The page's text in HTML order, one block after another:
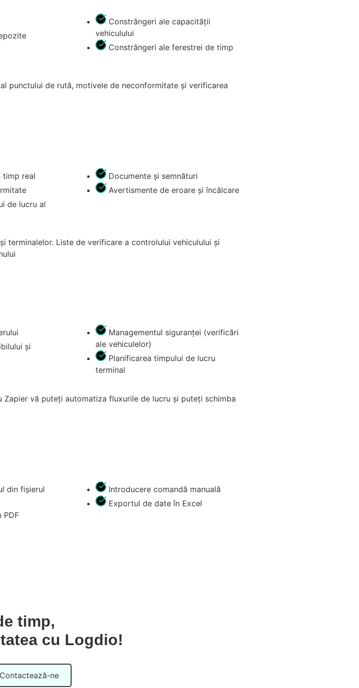
Constrângeri ale capacității
vehiculului
Constrângeri ale ferestrei de timp
punctului de rută, motivele de neconformitate și verificarea
timp real
de lucru al
Documente și semnături
Avertismente de eroare și încălcare
terminalelor. Liste de verificare a controlului vehiculului și
și
Managementul siguranței (verificări
ale vehiculelor)
Planificarea timpului de lucru
terminal
vă puteți automatiza fluxurile de lucru și puteți schimba
din fișierul
PDF
Introducere comandă manuală
Exportul de date în Excel
timp,
cu Logdio!
Contactează-ne